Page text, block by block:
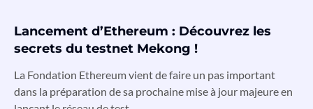
Lancement d’Ethereum : Découvrez les
secrets du testnet Mekong !
La Fondation Ethereum vient de faire un pas important
dans la préparation de sa prochaine mise à jour majeure en